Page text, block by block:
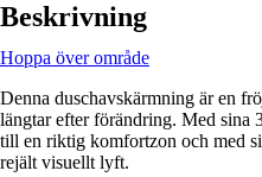
Beskrivning
Hoppa över område
Denna duschavskärmning är en
längtar efter förändring. Med sina
till en riktig komfortzon och med
rejält visuellt lyft.